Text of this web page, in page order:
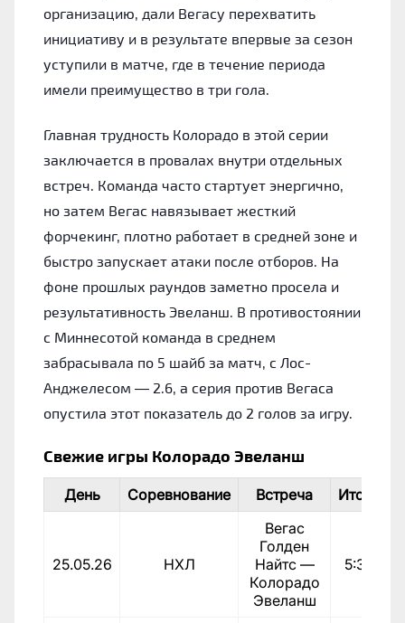
организацию, дали Вегасу перехватить
инициативу и в результате впервые за сезон
уступили в матче, где в течение периода
имели преимущество в три гола.
Главная трудность Колорадо в этой серии
заключается в провалах внутри отдельных
встреч. Команда часто стартует энергично,
но затем Вегас навязывает жесткий
форчекинг, плотно работает в средней зоне и
быстро запускает атаки после отборов. На
фоне прошлых раундов заметно просела и
результативность Эвеланш. В противостоянии
с Миннесотой команда в среднем
забрасывала по 5 шайб за матч, с Лос-
Анджелесом — 2.6, а серия против Вегаса
опустила этот показатель до 2 голов за игру.
Свежие игры Колорадо Эвеланш
День Соревнование Встреча Итог
25.05.26 НХЛ
Вегас
Голден
Найтс —
Колорадо
Эвеланш
5:3